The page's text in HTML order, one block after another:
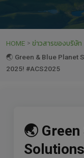
HOME > ข่าวสารของบริษัท
🌏 Green & Blue Planet
2025! #ACS2025
🌏